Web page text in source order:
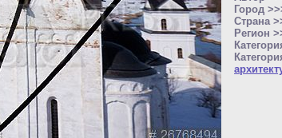
Город
Страна
Регион